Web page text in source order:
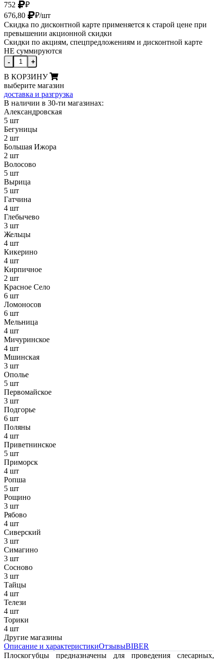
752
₽
676,80
₽/шт
Скидка по дисконтной карте применяется к старой цене при
превышении акционной скидки
Скидки по акциям, спецпредложениям и дисконтной карте
НЕ суммируются
- +
В КОРЗИНУ
выберите магазин
доставка и разгрузка
В наличии в 30-ти магазинах:
Александровская
5 шт
Бегуницы
2 шт
Большая Ижора
2 шт
Волосово
5 шт
Вырица
5 шт
Гатчина
4 шт
Глебычево
3 шт
Жельцы
4 шт
Кикерино
4 шт
Кирпичное
2 шт
Красное Село
6 шт
Ломоносов
6 шт
Мельница
4 шт
Мичуринское
4 шт
Мшинская
3 шт
Ополье
5 шт
Первомайское
3 шт
Подгорье
6 шт
Поляны
4 шт
Приветнинское
5 шт
Приморск
4 шт
Ропша
5 шт
Рощино
3 шт
Рябово
4 шт
Сиверский
3 шт
Симагино
3 шт
Сосново
3 шт
Тайцы
4 шт
Телези
4 шт
Торики
4 шт
Другие магазины
Описание и характеристикиОтзывыBIBER
Плоскогубцы предназначены для проведения слесарных,